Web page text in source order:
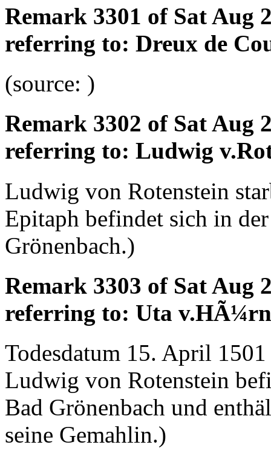
Remark 3301 of Sat Aug
referring to: Dreux de
(source: )
Remark 3302 of Sat Aug
referring to: Ludwig
Ludwig von Rotenstein
Epitaph befindet sich in
Grönenbach.)
Remark 3303 of Sat Aug
referring to: Uta
Todesdatum 15. April
Ludwig von Rotenstein
Bad Grönenbach und
seine Gemahlin.)